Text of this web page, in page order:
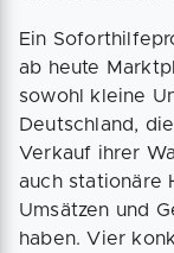
Ein
ab heute
sowohl kleine
Deutschland,
Verkauf ihrer
auch stationäre
Umsätzen und
haben. Vier